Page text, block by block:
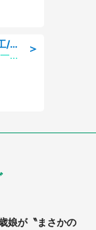
＞
金属製品の機械オペレーション・加工/寮完備/日払い/工場・製造
UTエージェント株式会社AGT東海第一CU
娘が〝まさかの